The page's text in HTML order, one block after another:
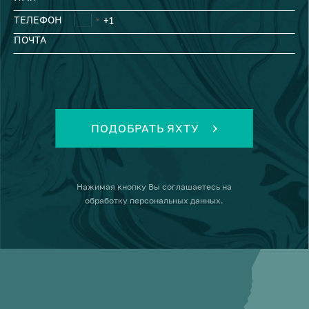
ТЕЛЕФОН
ПОЧТА
ПОДОБРАТЬ ЯХТУ
Нажимая кнопку Вы соглашаетесь на
обработку персональных данных.